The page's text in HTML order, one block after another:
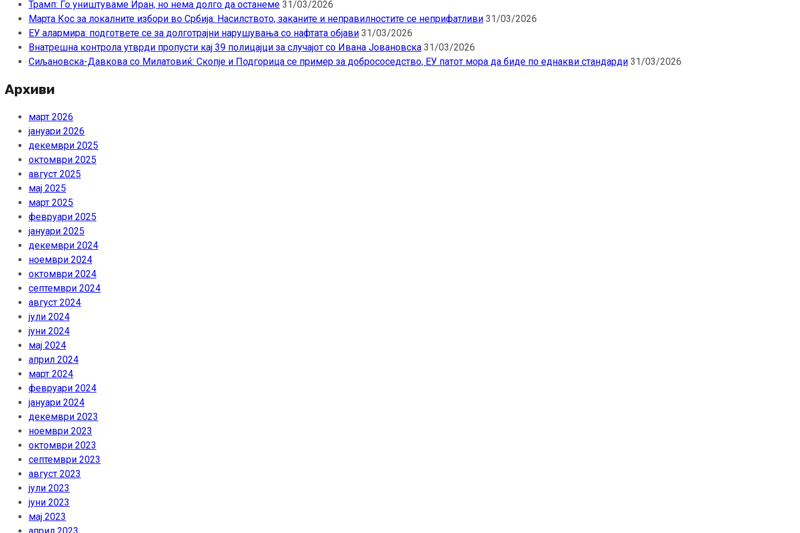
Трамп: Го уништуваме Иран, но нема долго да останеме 31/03/2026
Марта Кос за локалните избори во Србија: Насилството, заканите и неправилностите се неприфатливи 31/03/2026
ЕУ алармира: подгответе се за долготрајни нарушувања со нафтата објави 31/03/2026
Внатрешна контрола утврди пропусти кај 39 полицајци за случајот со Ивана Јовановска 31/03/2026
Сиљановска-Давкова со Милатовиќ: Скопје и Подгорица се пример за добрососедство, ЕУ патот мора да биде по еднакви стандарди 31/03/2026
Архиви
март 2026
јануари 2026
декември 2025
октомври 2025
август 2025
мај 2025
март 2025
февруари 2025
јануари 2025
декември 2024
ноември 2024
октомври 2024
септември 2024
август 2024
јули 2024
јуни 2024
мај 2024
април 2024
март 2024
февруари 2024
јануари 2024
декември 2023
ноември 2023
октомври 2023
септември 2023
август 2023
јули 2023
јуни 2023
мај 2023